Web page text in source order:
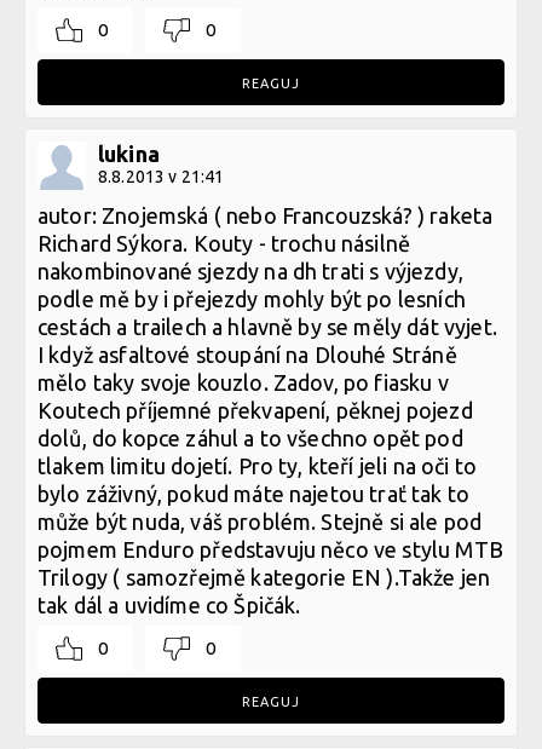
0 0
REAGUJ
lukina
8.8.2013 v 21:41
autor: Znojemská ( nebo Francouzská? ) raketa
Richard Sýkora. Kouty - trochu násilně
nakombinované sjezdy na dh trati s výjezdy,
podle mě by i přejezdy mohly být po lesních
cestách a trailech a hlavně by se měly dát vyjet.
I když asfaltové stoupání na Dlouhé Stráně
mělo taky svoje kouzlo. Zadov, po fiasku v
Koutech příjemné překvapení, pěknej pojezd
dolů, do kopce záhul a to všechno opět pod
tlakem limitu dojetí. Pro ty, kteří jeli na oči to
bylo záživný, pokud máte najetou trať tak to
může být nuda, váš problém. Stejně si ale pod
pojmem Enduro představuju něco ve stylu MTB
Trilogy ( samozřejmě kategorie EN ).Takže jen
tak dál a uvidíme co Špičák.
0 0
REAGUJ